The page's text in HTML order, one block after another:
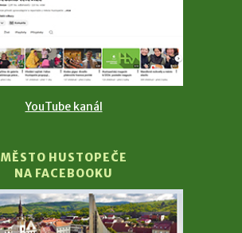
YouTube kanál
MĚSTO HUSTOPEČE
NA FACEBOOKU